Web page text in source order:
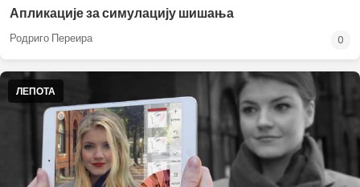
Апликације за симулацију шишања
Родриго Переира 0
ЛЕПОТА